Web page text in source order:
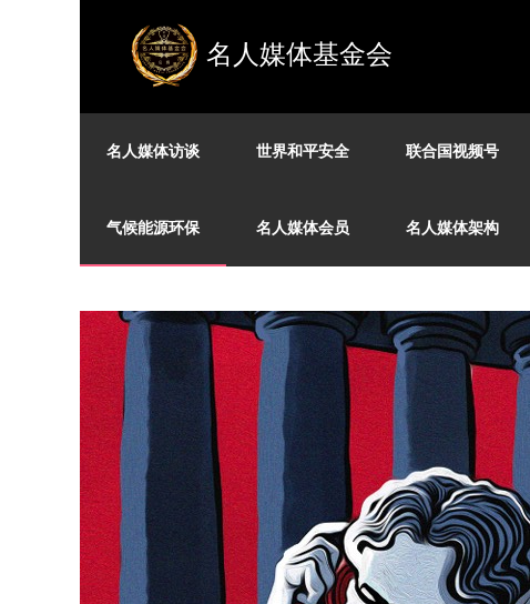
名人媒体基金会
名人媒体访谈 世界和平安全 联合国视频号
气候能源环保 名人媒体会员 名人媒体架构